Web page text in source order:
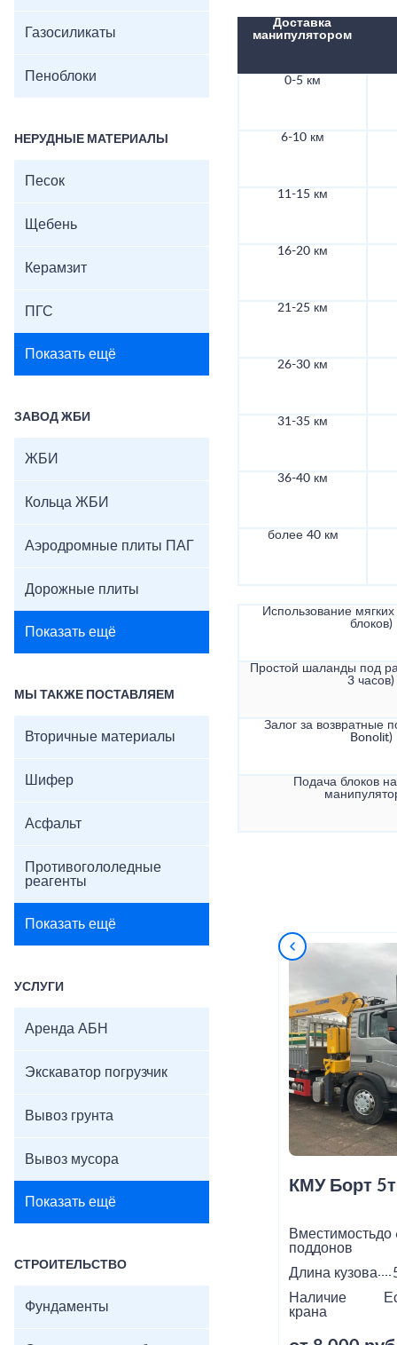
Газосиликаты
Пеноблоки
НЕРУДНЫЕ МАТЕРИАЛЫ
Песок
Щебень
Керамзит
ПГС
Показать ещё
ЗАВОД ЖБИ
ЖБИ
Кольца ЖБИ
Аэродромные плиты ПАГ
Дорожные плиты
Показать ещё
МЫ ТАКЖЕ ПОСТАВЛЯЕМ
Вторичные материалы
Шифер
Асфальт
Противогололедные
реагенты
Показать ещё
УСЛУГИ
Аренда АБН
Экскаватор погрузчик
Вывоз грунта
Вывоз мусора
Показать ещё
СТРОИТЕЛЬСТВО
Фундаменты
Доставка
манипулятором
0-5 км
6-10 км
11-15 км
16-20 км
21-25 км
26-30 км
31-35 км
36-40 км
более 40 км
Использование
блоков)
Простой шаланды под
3 часов)
Залог за возвратные
Bonolit)
Подача блоков
КМУ Борт 5т
Вместимость
поддонов
до
Длина кузова
Наличие
крана